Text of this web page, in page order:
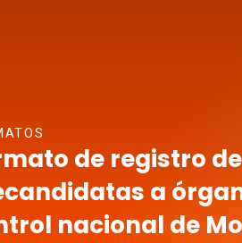
de registro
a
nacional de